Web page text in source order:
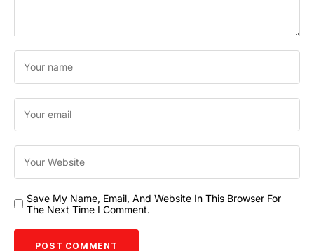
Save My Name, Email, And Website In This Browser For
The Next Time I Comment.